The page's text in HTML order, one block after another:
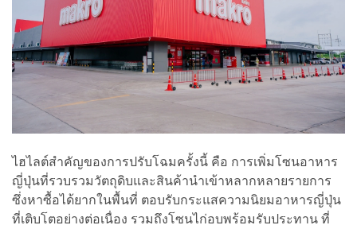
ไฮไลต์สำคัญของการปรับโฉมครั้งนี้ คือ การเพิ่มโซนอาหาร
ญี่ปุ่นที่รวบรวมวัตถุดิบและสินค้านำเข้าหลากหลายรายการ
ซึ่งหาซื้อได้ยากในพื้นที่ ตอบรับกระแสความนิยมอาหารญี่ปุ่น
ที่เติบโตอย่างต่อเนื่อง รวมถึงโซนไก่อบพร้อมรับประทาน ที่